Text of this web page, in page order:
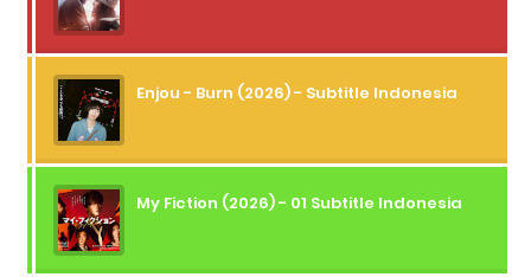
Enjou - Burn (2026) - Subtitle Indonesia
My Fiction (2026) - 01 Subtitle Indonesia